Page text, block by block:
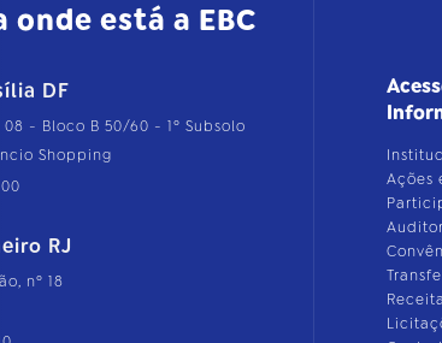
onde está a EBC
DF
08 - Bloco B 50/60 - 1º Subsolo
Shopping
RJ
nº 18
Ações